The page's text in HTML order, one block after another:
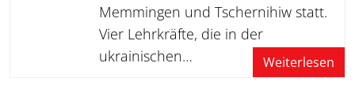
Memmingen und Tschernihiw statt.
Vier Lehrkräfte, die in der
ukrainischen…
Weiterlesen